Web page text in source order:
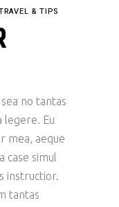
& TIPS
no tantas
legere. Eu
mea, aeque
case simul
instructior.
tantas